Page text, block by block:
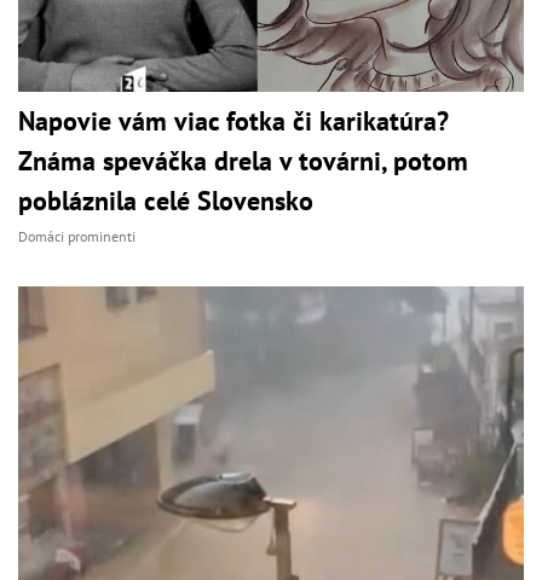
Napovie vám viac fotka či karikatúra?
Známa speváčka drela v továrni, potom
pobláznila celé Slovensko
Domáci prominenti